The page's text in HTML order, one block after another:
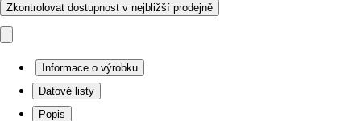
Zkontrolovat dostupnost v nejbližší prodejně
Informace o výrobku
Datové listy
Popis